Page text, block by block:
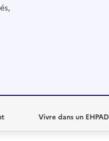
Vivre dans un EHPAD